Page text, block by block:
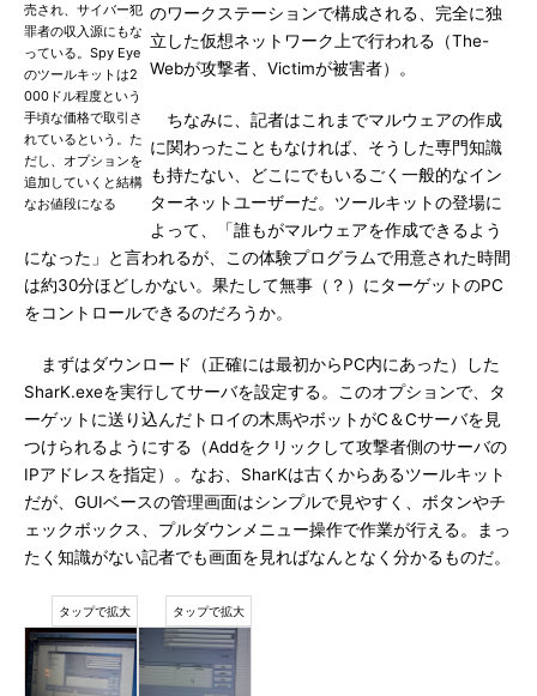
売され、サイバー犯
罪者の収入源にもな
っている。Spy Eye
のツールキットは2
000ドル程度という
手頃な価格で取引さ
れているという。た
だし、オプションを
追加していくと結構
なお値段になる
のワークステーションで構成される、完全に独
立した仮想ネットワーク上で行われる（The-
Webが攻撃者、Victimが被害者）。
ちなみに、記者はこれまでマルウェアの作成
に関わったこともなければ、そうした専門知識
も持たない、どこにでもいるごく一般的なイン
ターネットユーザーだ。ツールキットの登場に
よって、「誰もがマルウェアを作成できるよう
になった」と言われるが、この体験プログラムで用意された時間
は約30分ほどしかない。果たして無事（？）にターゲットのPC
をコントロールできるのだろうか。
まずはダウンロード（正確には最初からPC内にあった）した
SharK.exeを実行してサーバを設定する。このオプションで、タ
ーゲットに送り込んだトロイの木馬やボットがC＆Cサーバを見
つけられるようにする（Addをクリックして攻撃者側のサーバの
IPアドレスを指定）。なお、SharKは古くからあるツールキット
だが、GUIベースの管理画面はシンプルで見やすく、ボタンやチ
ェックボックス、プルダウンメニュー操作で作業が行える。まっ
たく知識がない記者でも画面を見ればなんとなく分かるものだ。